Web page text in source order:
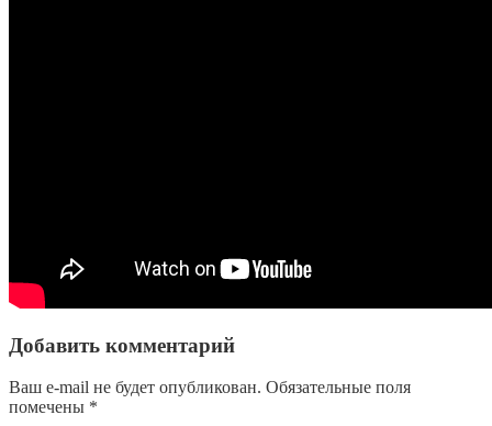
Добавить комментарий
Ваш e-mail не будет опубликован. Обязательные поля
помечены *